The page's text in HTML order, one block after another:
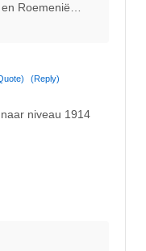
en Roemenië…
(Reply)
niveau 1914